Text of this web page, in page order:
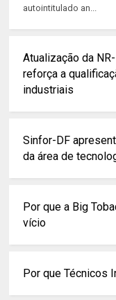
autointitulado an...
Atualização da
reforça a
industriais
Sinfor-DF
da área de
Por que a Big
vício
Por que Técnicos